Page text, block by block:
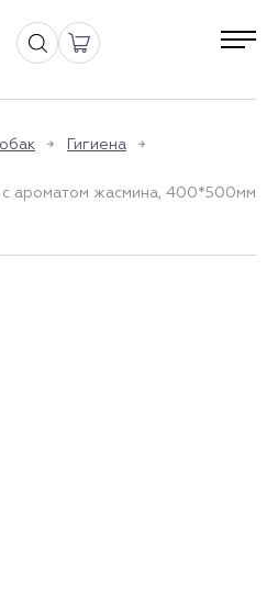
Гигиена
ароматом жасмина, 400*500мм